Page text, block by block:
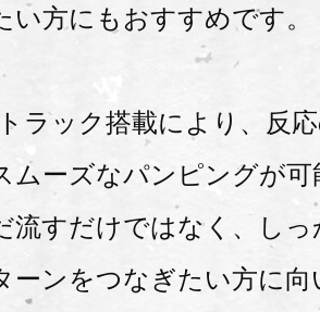
い方にもおすすめです。
ラック搭載により、反
ムーズなパンピングが可
流すだけではなく、し
ーンをつなぎたい方に